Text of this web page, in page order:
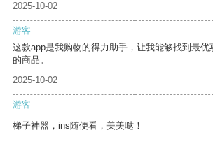
2025-10-02
游客
这款app是我购物的得力助手，让我能够找到最
的商品。
2025-10-02
游客
梯子神器，ins随便看，美美哒！